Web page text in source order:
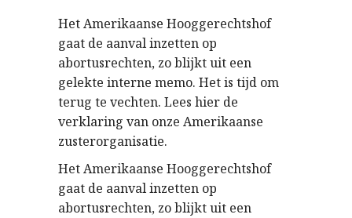
Het Amerikaanse Hooggerechtshof
gaat de aanval inzetten op
abortusrechten, zo blijkt uit een
gelekte interne memo. Het is tijd om
terug te vechten. Lees hier de
verklaring van onze Amerikaanse
zusterorganisatie.
Het Amerikaanse Hooggerechtshof
gaat de aanval inzetten op
abortusrechten, zo blijkt uit een